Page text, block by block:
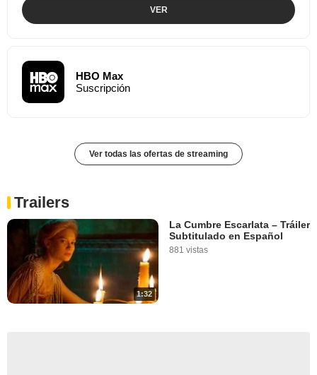
VER
HBO Max
Suscripción
Ver todas las ofertas de streaming
Trailers
1:32
La Cumbre Escarlata – Tráiler
Subtitulado en Español
881 vistas